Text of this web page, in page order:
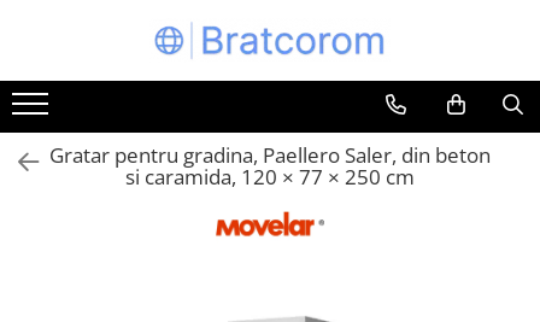
Toate Produsele
Articole animale
Adapatoare animale
Gratar pentru gradina, Paellero Saler, din beton
si caramida, 120 × 77 × 250 cm